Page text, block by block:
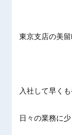
東京支店の美留
入社して早く
日々の業務に